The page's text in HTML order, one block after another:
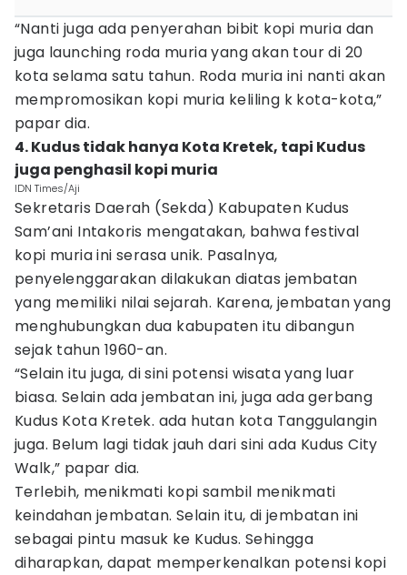
“Nanti juga ada penyerahan bibit kopi muria dan
juga launching roda muria yang akan tour di 20
kota selama satu tahun. Roda muria ini nanti akan
mempromosikan kopi muria keliling k kota-kota,”
papar dia.
4. Kudus tidak hanya Kota Kretek, tapi Kudus
juga penghasil kopi muria
IDN Times/Aji
Sekretaris Daerah (Sekda) Kabupaten Kudus
Sam’ani Intakoris mengatakan, bahwa festival
kopi muria ini serasa unik. Pasalnya,
penyelenggarakan dilakukan diatas jembatan
yang memiliki nilai sejarah. Karena, jembatan yang
menghubungkan dua kabupaten itu dibangun
sejak tahun 1960-an.
“Selain itu juga, di sini potensi wisata yang luar
biasa. Selain ada jembatan ini, juga ada gerbang
Kudus Kota Kretek. ada hutan kota Tanggulangin
juga. Belum lagi tidak jauh dari sini ada Kudus City
Walk,” papar dia.
Terlebih, menikmati kopi sambil menikmati
keindahan jembatan. Selain itu, di jembatan ini
sebagai pintu masuk ke Kudus. Sehingga
diharapkan, dapat memperkenalkan potensi kopi